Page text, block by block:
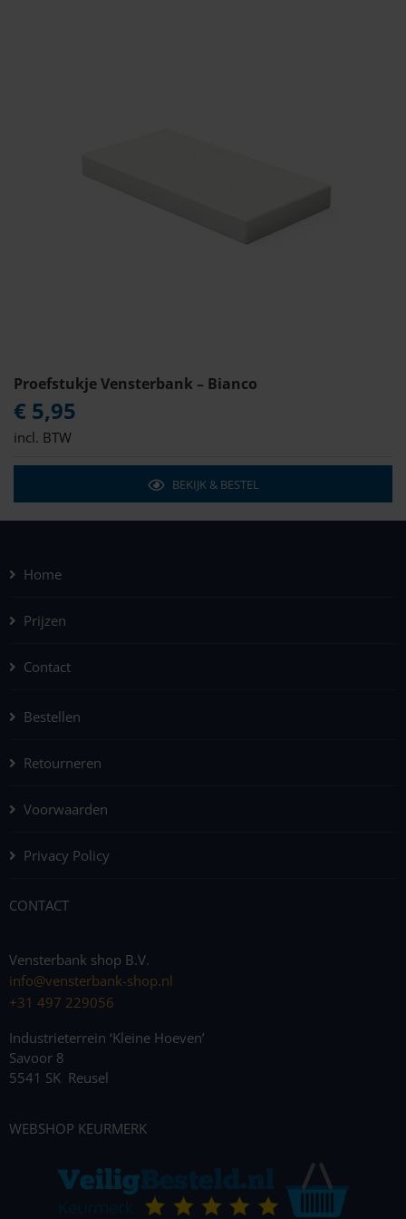
Proefstukje Vensterbank – Bianco
€ 5,95
incl. BTW
BEKIJK & BESTEL
Home
Prijzen
Contact
Bestellen
Retourneren
Voorwaarden
Privacy Policy
CONTACT
Vensterbank shop B.V.
info@vensterbank-shop.nl
+31 497 229056
Industrieterrein ‘Kleine Hoeven’
Savoor 8
5541 SK Reusel
WEBSHOP KEURMERK